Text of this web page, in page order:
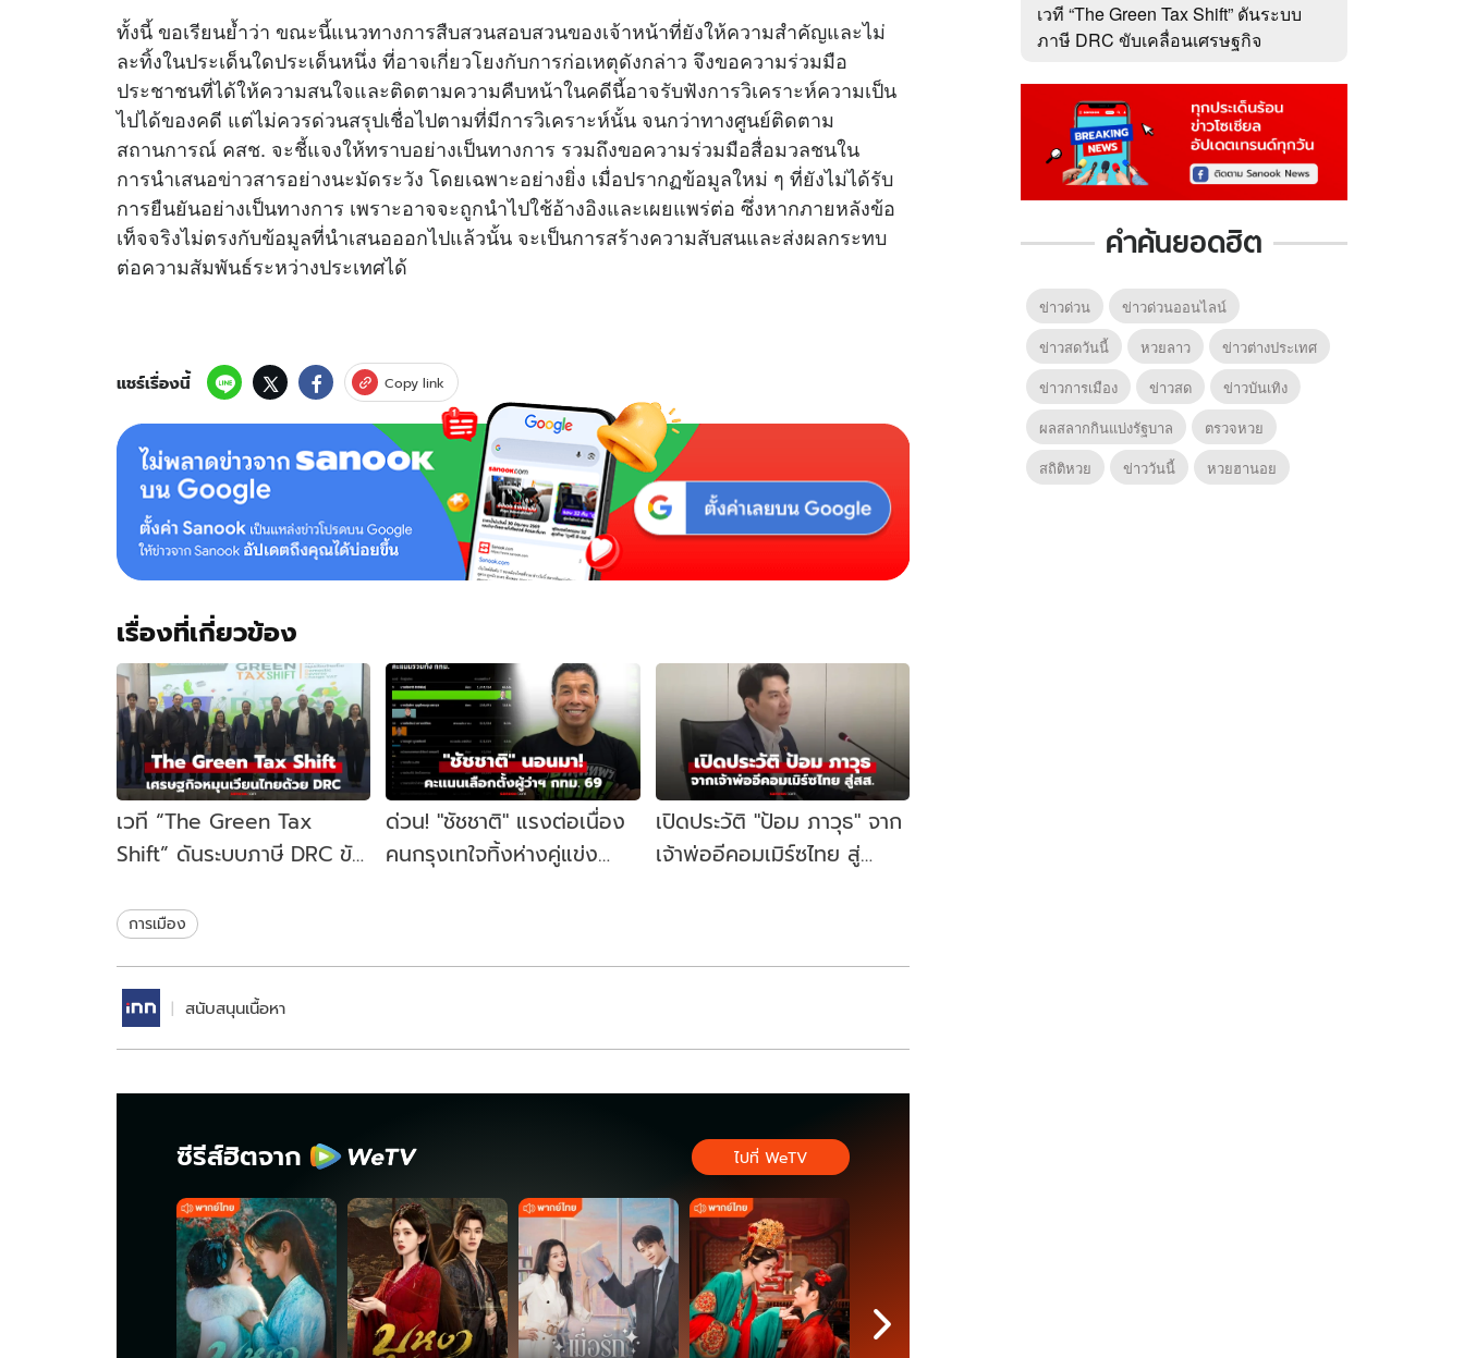
M
u
t
e
ทั้งนี้ ขอเรียนย้ำว่า ขณะนี้แนวทางการสืบสวนสอบสวนของเจ้าหน้าที่ยังให้ความสำคัญและไม่
ละทิ้งในประเด็นใดประเด็นหนึ่ง ที่อาจเกี่ยวโยงกับการก่อเหตุดังกล่าว จึงขอความร่วมมือ
ประชาชนที่ได้ให้ความสนใจและติดตามความคืบหน้าในคดีนี้อาจรับฟังการวิเคราะห์ความเป็น
ไปได้ของคดี แต่ไม่ควรด่วนสรุปเชื่อไปตามที่มีการวิเคราะห์นั้น จนกว่าทางศูนย์ติดตาม
สถานการณ์ คสช. จะชี้แจงให้ทราบอย่างเป็นทางการ รวมถึงขอความร่วมมือสื่อมวลชนใน
การนำเสนอข่าวสารอย่างนะมัดระวัง โดยเฉพาะอย่างยิ่ง เมื่อปรากฏข้อมูลใหม่ ๆ ที่ยังไม่ได้รับ
การยืนยันอย่างเป็นทางการ เพราะอาจจะถูกนำไปใช้อ้างอิงและเผยแพร่ต่อ ซึ่งหากภายหลังข้อ
เท็จจริงไม่ตรงกับข้อมูลที่นำเสนอออกไปแล้วนั้น จะเป็นการสร้างความสับสนและส่งผลกระทบ
ต่อความสัมพันธ์ระหว่างประเทศได้
แชร์เรื่องนี้ Copy link
เรื่องที่เกี่ยวข้อง
เวที “The Green Tax
Shift” ดันระบบภาษี DRC ขับ
ไทย
ด่วน! "ชัชชาติ" แรงต่อเนื่อง
คนกรุงเทใจทิ้งห่างคู่แข่ง
เปิดประวัติ "ป้อม ภาวุธ" จาก
เจ้าพ่ออีคอมเมิร์ซไทย สู่
การเมือง
สนับสนุนเนื้อหา
ซีรีส์ฮิตจาก ไปที่ WeTV
เวที “The Green Tax Shift” ดันระบบ
ภาษี DRC ขับเคลื่อนเศรษฐกิจ
คำค้นยอดฮิต
ข่าวด่วน
ข่าวด่วนออนไลน์
ข่าวสดวันนี้
หวยลาว
ข่าวต่างประเทศ
ข่าวการเมือง
ข่าวสด
ข่าวบันเทิง
ผลสลากกินแบ่งรัฐบาล
ตรวจหวย
สถิติหวย
ข่าววันนี้ หวยฮานอย